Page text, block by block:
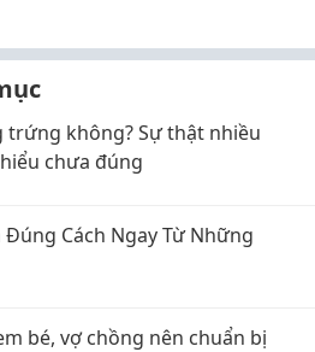
trứng không? Sự thật nhiều
chưa đúng
Đúng Cách Ngay Từ Những
bé, vợ chồng nên chuẩn bị